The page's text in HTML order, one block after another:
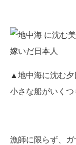
▲地中海に沈む夕
小さな船がいくつ
漁師に限らず、